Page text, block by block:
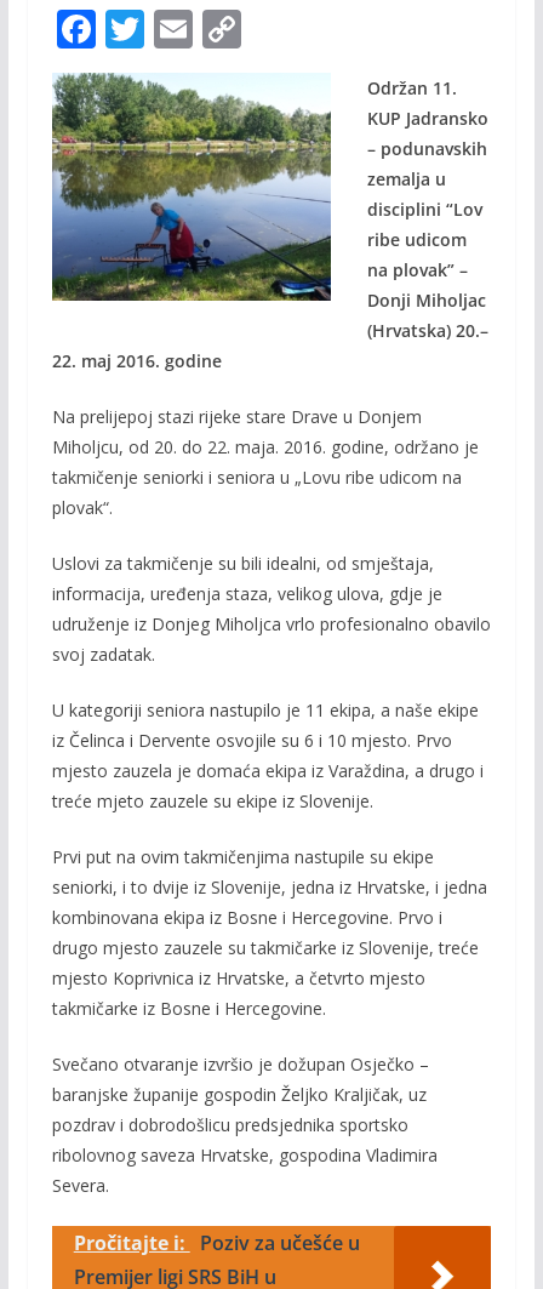
F
ac
e
b
o
o
k
T
w
itt
er
E
m
ai
l
C
p
y
Li
n
k
Održan 11.
KUP Jadransko
– podunavskih
zemalja u
disciplini “Lov
ribe udicom
na plovak” –
Donji Miholjac
(Hrvatska) 20.–
22. maj 2016. godine
Na prelijepoj stazi rijeke stare Drave u Donjem
Miholjcu, od 20. do 22. maja. 2016. godine, održano je
takmičenje seniorki i seniora u „Lovu ribe udicom na
plovak“.
Uslovi za takmičenje su bili idealni, od smještaja,
informacija, uređenja staza, velikog ulova, gdje je
udruženje iz Donjeg Miholjca vrlo profesionalno obavilo
svoj zadatak.
U kategoriji seniora nastupilo je 11 ekipa, a naše ekipe
iz Čelinca i Dervente osvojile su 6 i 10 mjesto. Prvo
mjesto zauzela je domaća ekipa iz Varaždina, a drugo i
treće mjeto zauzele su ekipe iz Slovenije.
Prvi put na ovim takmičenjima nastupile su ekipe
seniorki, i to dvije iz Slovenije, jedna iz Hrvatske, i jedna
kombinovana ekipa iz Bosne i Hercegovine. Prvo i
drugo mjesto zauzele su takmičarke iz Slovenije, treće
mjesto Koprivnica iz Hrvatske, a četvrto mjesto
takmičarke iz Bosne i Hercegovine.
Svečano otvaranje izvršio je dožupan Osječko –
baranjske županije gospodin Željko Kraljičak, uz
pozdrav i dobrodošlicu predsjednika sportsko
ribolovnog saveza Hrvatske, gospodina Vladimira
Severa.
Pročitajte i:
Poziv za učešće u
Premijer ligi SRS BiH u